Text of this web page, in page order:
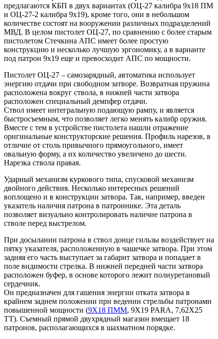
предлагаются КБП в двух вариантах (ОЦ-27 калибра 9х18 ПМ
и ОЦ-27-2 калибра 9х19), кроме того, они в небольшом
количестве состоят на вооружении различных подразделений
МВД. В целом пистолет ОЦ-27, по сравнению с более старым
пистолетом Стечкина АПС имеет более простую
конструкцию и несколько лучшую эргономику, а в варианте
под патрон 9х19 еще и превосходит АПС по мощности.
Пистолет ОЦ-27 – самозарядный, автоматика использует
энергию отдачи при свободном затворе. Возвратная пружина
расположена вокруг ствола, в нижней части затвора
расположен специальный демпфер отдачи.
Ствол имеет интегральную подающую рампу, и является
быстросъемным, что позволяет легко менять калибр оружия.
Вместе с тем в устройстве пистолета нашли отражение
оригинальные конструкторские решения. Профиль нарезов, в
отличие от столь привычного прямоугольного, имеет
овальную форму, а их количество увеличено до шести.
Нарезка ствола правая.
Ударный механизм куркового типа, спусковой механизм
двойного действия. Несколько интересных решений
воплощено и в конструкции затвора. Так, например, введен
указатель наличия патрона в патроннике. Эта деталь
позволяет визуально контролировать наличие патрона в
стволе перед выстрелом.
При досылании патрона в ствол донце гильзы воздействует на
пятку указателя, расположенную в чашечке затвора. При этом
задняя его часть выступает за габарит затвора и попадает в
поле видимости стрелка. В нижней передней части затвора
расположен буфер, в основе которого лежит полиуретановый
сердечник.
Он предназначен для гашения энергии отката затвора в
крайнем заднем положении при ведении стрельбы патронами
повышенной мощности (9Х18 ПММ, 9Х19 PARA, 7,62Х25
ТТ). Съемный прямой двухрядный магазин вмещает 18
патронов, располагающихся в шахматном порядке.